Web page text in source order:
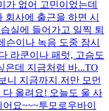
가 없어 고민이었는데
회사에 출근을 하면 시
실에 들어가고 일찍 퇴
슨이나 녹음 도중 잠시
라쿤이나 패럿, 고슴도
은데 지금처럼 바...TO
니 지금까지 저만 모먼
올려요! 오늘도 울 사
어요~~~투모로우바이